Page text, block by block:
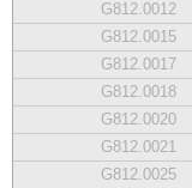
G812.0012
G812.0015
G812.0017
G812.0018
G812.0020
G812.0021
G812.0025